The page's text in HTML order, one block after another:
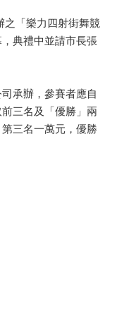
「樂力四射街舞競
典禮中並請市長張
承辦，參賽者應自
三名及「優勝」兩
三名一萬元，優勝